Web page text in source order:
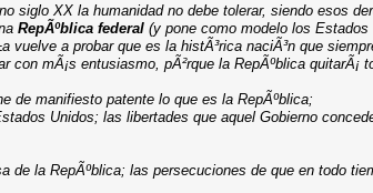
siglo XX la humanidad no debe tolerar, siendo esos
RepÃºblica federal(y pone como modelo los
a probar que es la histÃ³rica naciÃ³n que
mÃ¡s entusiasmo, pÃ²rque la RepÃºblica quitarÃ¡
de manifiesto patente lo que es la RepÃºblica;
Unidos; las libertades que aquel Gobierno
la RepÃºblica; las persecuciones de que en todo